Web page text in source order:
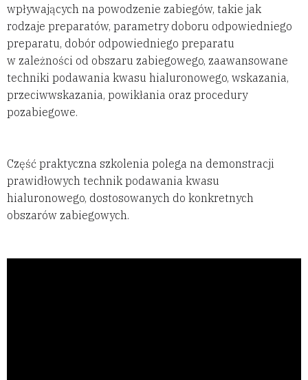
wpływających na powodzenie zabiegów, takie jak
rodzaje preparatów, parametry doboru odpowiedniego
preparatu, dobór odpowiedniego preparatu
w zależności od obszaru zabiegowego, zaawansowane
techniki podawania kwasu hialuronowego, wskazania,
przeciwwskazania, powikłania oraz procedury
pozabiegowe.
Część praktyczna szkolenia polega na demonstracji
prawidłowych technik podawania kwasu
hialuronowego, dostosowanych do konkretnych
obszarów zabiegowych.